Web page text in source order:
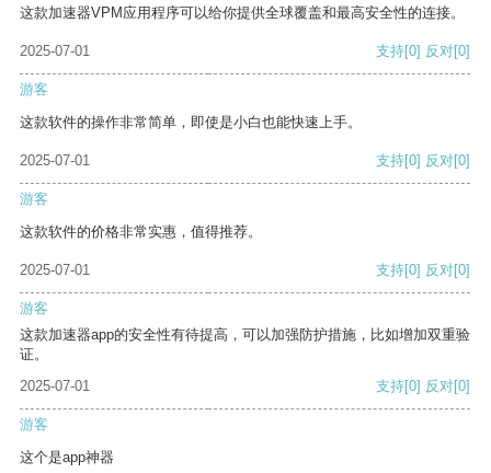
这款加速器VPM应用程序可以给你提供全球覆盖和最高安全性的连接。
2025-07-01 支持[0] 反对[0]
游客
这款软件的操作非常简单，即使是小白也能快速上手。
2025-07-01 支持[0] 反对[0]
游客
这款软件的价格非常实惠，值得推荐。
2025-07-01 支持[0] 反对[0]
游客
这款加速器app的安全性有待提高，可以加强防护措施，比如增加双重验
证。
2025-07-01
支持[0] 反对[0]
游客
这个是app神器